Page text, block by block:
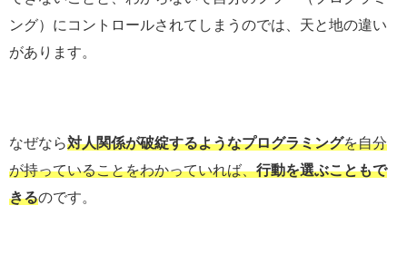
ング）にコントロールされてしまうのでは、天と地の違い
があります。
なぜなら対人関係が破綻するようなプログラミングを自分
が持っていることをわかっていれば、行動を選ぶこともで
きるのです。